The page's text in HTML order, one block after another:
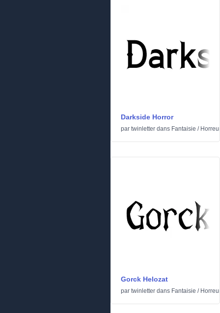
Darkside Horror
par twinletter dans Fantaisie /
Gorck Helozat
par twinletter dans Fantaisie /